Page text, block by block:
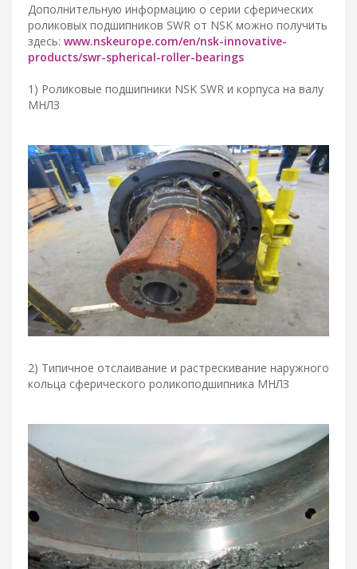
Дополнительную информацию о серии сферических
роликовых подшипников SWR от NSK можно получить
здесь: www.nskeurope.com/en/nsk-innovative-
products/swr-spherical-roller-bearings
1) Роликовые подшипники NSK SWR и корпуса на валу
МНЛЗ
2) Типичное отслаивание и растрескивание наружного
кольца сферического роликоподшипника МНЛЗ